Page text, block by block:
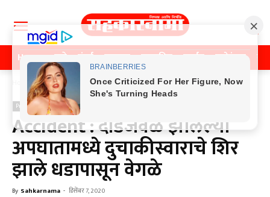
Home पुणे मुंबई महाराष्ट्र राजकीय क्राईम मनोरंजन
Home Previos News
Previos News
Accident : दौंडजवळ झालेल्या
अपघातामध्ये दुचाकीस्वाराचे शिर
झाले धडापासून वेगळे
By Sahkarnama - डिसेंबर 7, 2020